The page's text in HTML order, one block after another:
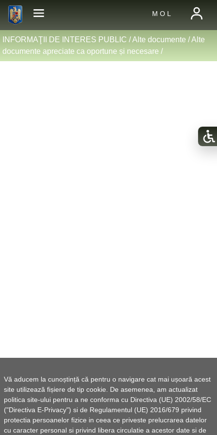
Vă aducem la cunoștință că pentru o navigare cat mai ușoară acest
site utilizează fișiere de tip cookie. De asemenea, am actualizat
politica site-ului pentru a ne conforma cu Directiva (UE) 2002/58/EC
("Directiva E-Privacy") si de Regulamentul (UE) 2016/679 privind
protectia persoanelor fizice in ceea ce priveste prelucrarea datelor
cu caracter personal si privind libera circulatie a acestor date si de
M O L
INFORMAŢII DE INTERES PUBLIC /Alte documente/Alte
documente apreciate ca oportune și necesare /